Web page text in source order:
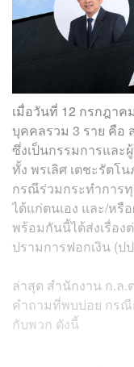
เมื่อวันที่ 12 กรกฎา
บุคคลรวม 3 ราย คือ
ซึ่งเป็นกรรมการและ
ทั้ง พรเลิศ เตชะรัตโ
กรณีร่วมกระทำการ
ได้แก่ตนเอง และ/หรื
พร้อมกันนี้ได้ส่งเรื่อง
ปรามการฟอกเงิน (ป
ล่าสุด สำนักงาน ก.ล.
คำถามที่พบบ่อย กรณี
กับพวก ดังนี้